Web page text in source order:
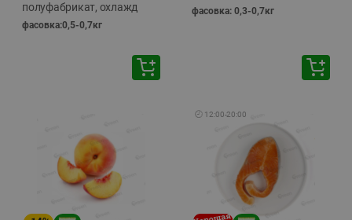
полуфабрикат, охлажд
фасовка:0,5-0,7кг
фасовка: 0,3-0,7кг
🕘 12:00-20:00